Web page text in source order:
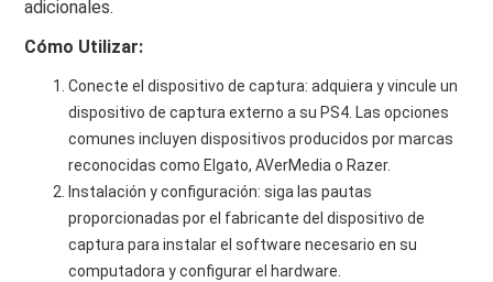
adicionales.
Cómo Utilizar:
Conecte el dispositivo de captura: adquiera y vincule un
dispositivo de captura externo a su PS4. Las opciones
comunes incluyen dispositivos producidos por marcas
reconocidas como Elgato, AVerMedia o Razer.
Instalación y configuración: siga las pautas
proporcionadas por el fabricante del dispositivo de
captura para instalar el software necesario en su
computadora y configurar el hardware.